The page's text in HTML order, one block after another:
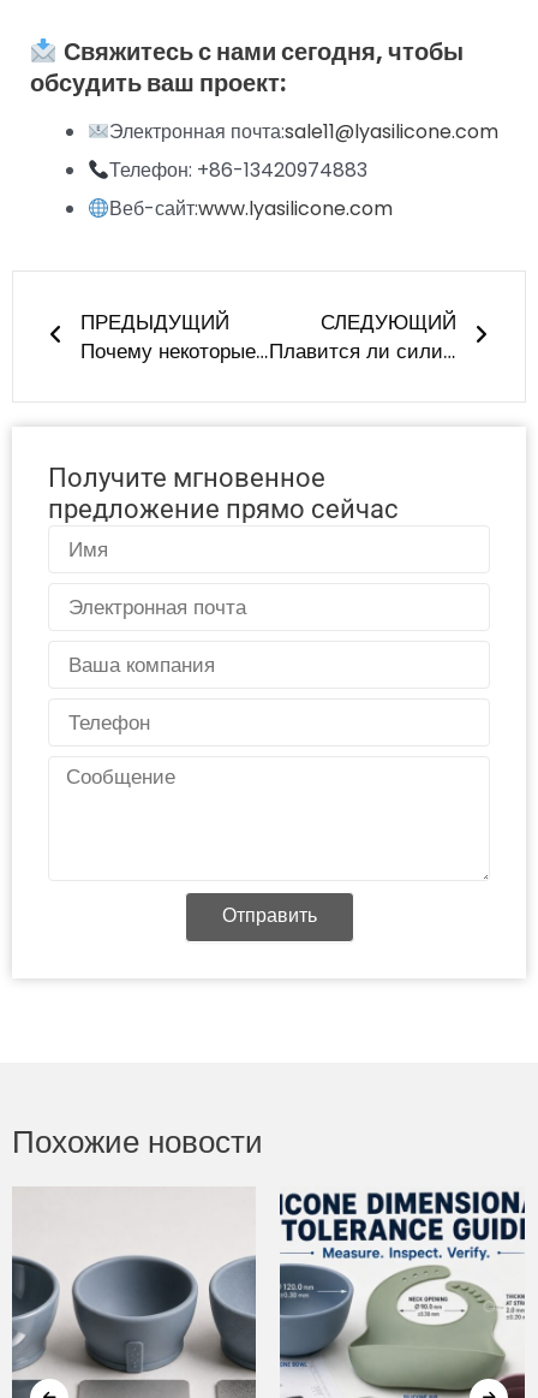
Свяжитесь с нами сегодня, чтобы
обсудить ваш проект:
Электронная почта:sale11@lyasilicone.com
Телефон: +86-13420974883
Веб-сайт:www.lyasilicone.com
ПРЕДЫДУЩИЙ
Почему некоторые силиконовые товары для детей и домашних животных вызывают раздражение кожи - и как выбрать правильные товары
СЛЕДУЮЩИЙ
Плавится ли силикон? Понимание термической стабильности силиконовой резины
Получите мгновенное
предложение прямо сейчас
Имя
Электронная
почта
Страна
Телефон
Сообщение
Отправить
Похожие новости